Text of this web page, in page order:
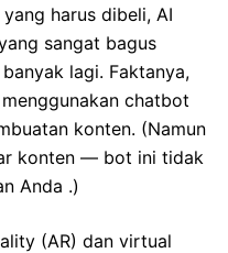
harus dibeli, AI
sangat bagus
lagi. Faktanya,
chatbot
konten. (Namun
konten — bot ini tidak
Anda .)
(AR) dan virtual